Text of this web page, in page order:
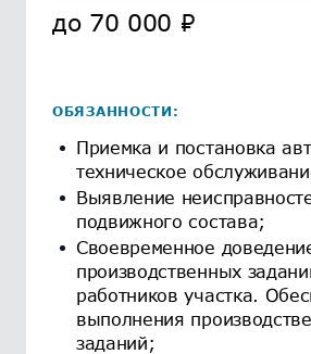
до 70 000 ₽
ОБЯЗАННОСТИ:
Приемка и постановка
техническое
Выявление
подвижного состава;
Своевременное
производственных
работников участка.
выполнения
заданий;